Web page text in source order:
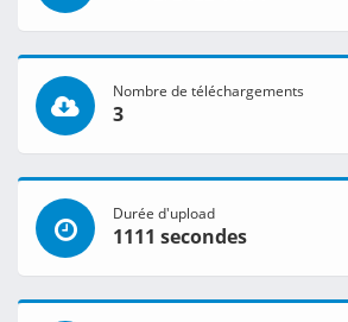
Nombre de téléchargements
3
Durée d'upload
1111 secondes